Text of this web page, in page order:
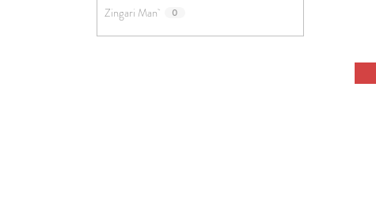
Zingari Man 0